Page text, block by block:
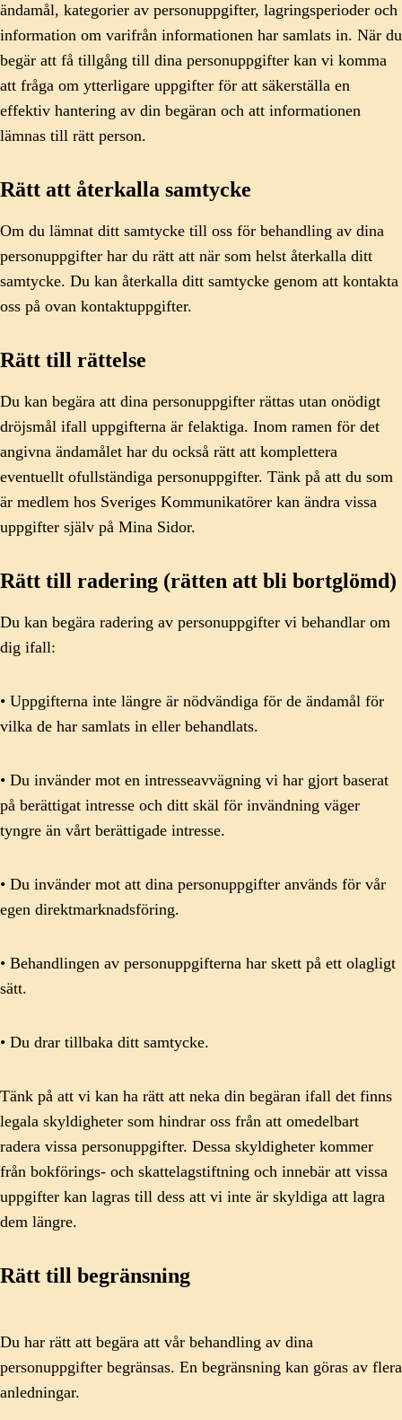
ändamål, kategorier av personuppgifter, lagringsperioder och
information om varifrån informationen har samlats in. När du
begär att få tillgång till dina personuppgifter kan vi komma
att fråga om ytterligare uppgifter för att säkerställa en
effektiv hantering av din begäran och att informationen
lämnas till rätt person.
Rätt att återkalla samtycke
Om du lämnat ditt samtycke till oss för behandling av dina
personuppgifter har du rätt att när som helst återkalla ditt
samtycke. Du kan återkalla ditt samtycke genom att kontakta
oss på ovan kontaktuppgifter.
Rätt till rättelse
Du kan begära att dina personuppgifter rättas utan onödigt
dröjsmål ifall uppgifterna är felaktiga. Inom ramen för det
angivna ändamålet har du också rätt att komplettera
eventuellt ofullständiga personuppgifter. Tänk på att du som
är medlem hos Sveriges Kommunikatörer kan ändra vissa
uppgifter själv på Mina Sidor.
Rätt till radering (rätten att bli bortglömd)
Du kan begära radering av personuppgifter vi behandlar om
dig ifall:
• Uppgifterna inte längre är nödvändiga för de ändamål för
vilka de har samlats in eller behandlats.
• Du invänder mot en intresseavvägning vi har gjort baserat
på berättigat intresse och ditt skäl för invändning väger
tyngre än vårt berättigade intresse.
• Du invänder mot att dina personuppgifter används för vår
egen direktmarknadsföring.
• Behandlingen av personuppgifterna har skett på ett olagligt
sätt.
• Du drar tillbaka ditt samtycke.
Tänk på att vi kan ha rätt att neka din begäran ifall det finns
legala skyldigheter som hindrar oss från att omedelbart
radera vissa personuppgifter. Dessa skyldigheter kommer
från bokförings- och skattelagstiftning och innebär att vissa
uppgifter kan lagras till dess att vi inte är skyldiga att lagra
dem längre.
Rätt till begränsning
Du har rätt att begära att vår behandling av dina
personuppgifter begränsas. En begränsning kan göras av flera
anledningar.